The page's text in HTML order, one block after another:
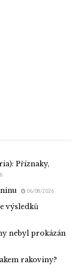
Příznaky,
06/08/2026
výsledků
nebyl prokázán
rakoviny?